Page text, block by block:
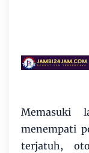
Memasuki
menempati
terjatuh,